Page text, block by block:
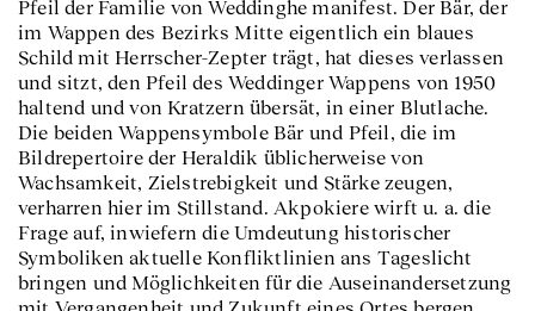
Pfeil der Familie von Weddinghe manifest. Der Bär, der
im Wappen des Bezirks Mitte eigentlich ein blaues
Schild mit Herrscher-Zepter trägt, hat dieses verlassen
und sitzt, den Pfeil des Weddinger Wappens von 1950
haltend und von Kratzern übersät, in einer Blutlache.
Die beiden Wappensymbole Bär und Pfeil, die im
Bildrepertoire der Heraldik üblicherweise von
Wachsamkeit, Zielstrebigkeit und Stärke zeugen,
verharren hier im Stillstand. Akpokiere wirft u. a. die
Frage auf, inwiefern die Umdeutung historischer
Symboliken aktuelle Konfliktlinien ans Tageslicht
bringen und Möglichkeiten für die Auseinandersetzung